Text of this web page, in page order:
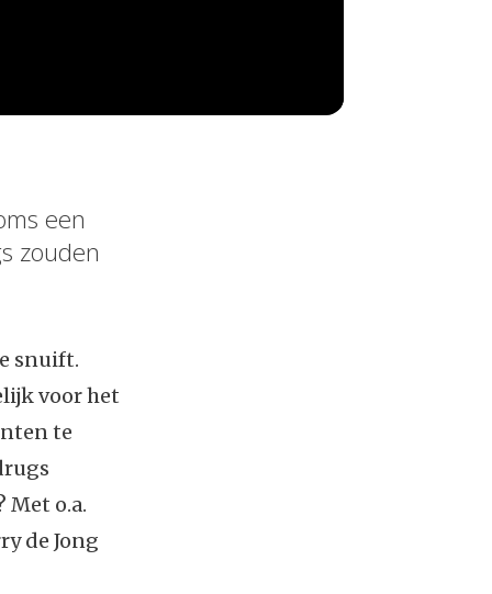
een
zouden
snuift.
voor het
te
Met o.a.
de Jong